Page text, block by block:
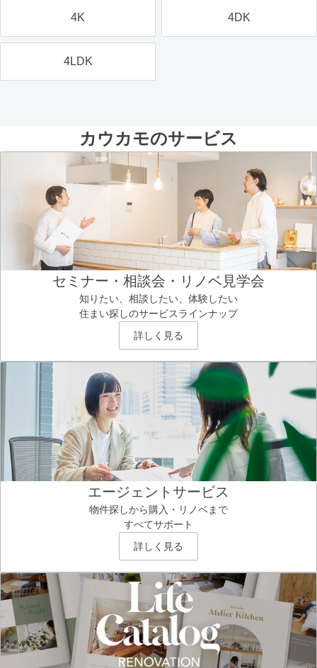
4K 4DK
4LDK
カウカモのサービス
セミナー・相談会・リノベ見学会
知りたい、相談したい、体験したい
住まい探しのサービスラインナップ
詳しく見る
エージェントサービス
物件探しから購入・リノベまで
すべてサポート
詳しく見る